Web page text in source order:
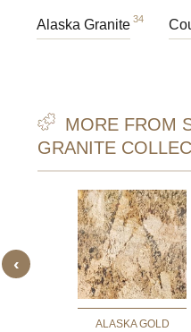
Alaska Granite 34
MORE FROM
GRANITE
‹
ALASKA GOLD